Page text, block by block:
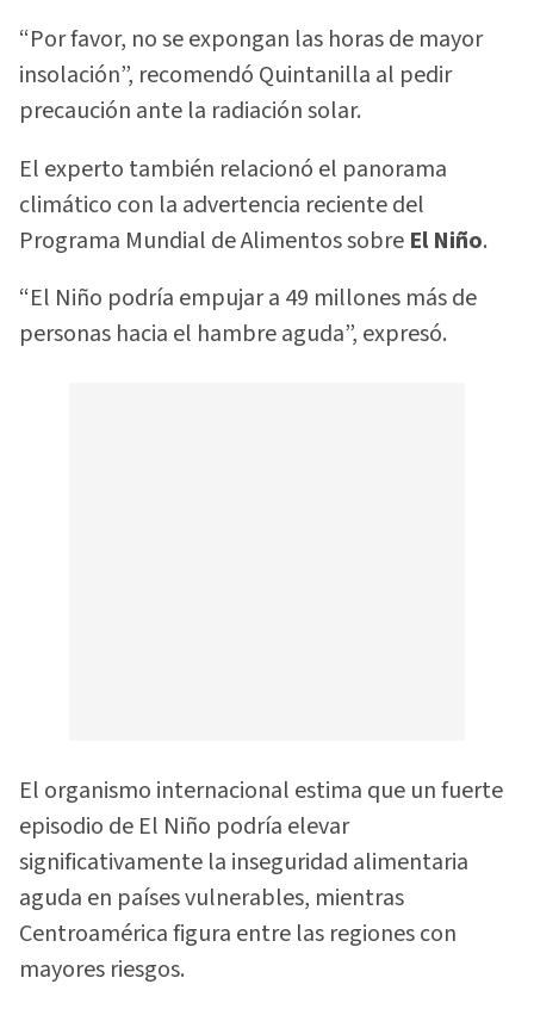
“Por favor, no se expongan las horas de mayor
insolación”, recomendó Quintanilla al pedir
precaución ante la radiación solar.
El experto también relacionó el panorama
climático con la advertencia reciente del
Programa Mundial de Alimentos sobre El Niño.
“El Niño podría empujar a 49 millones más de
personas hacia el hambre aguda”, expresó.
El organismo internacional estima que un fuerte
episodio de El Niño podría elevar
significativamente la inseguridad alimentaria
aguda en países vulnerables, mientras
Centroamérica figura entre las regiones con
mayores riesgos.